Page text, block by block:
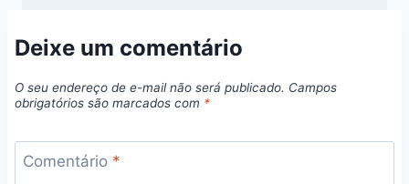
Deixe um comentário
O seu endereço de e-mail não será publicado. Campos
obrigatórios são marcados com *
Comentário *